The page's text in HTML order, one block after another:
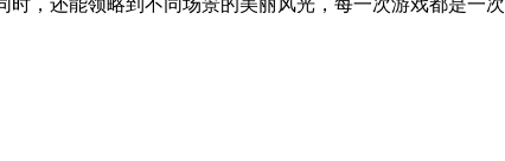
还能领略到不同场景的美丽风光，每一次游戏都是一次